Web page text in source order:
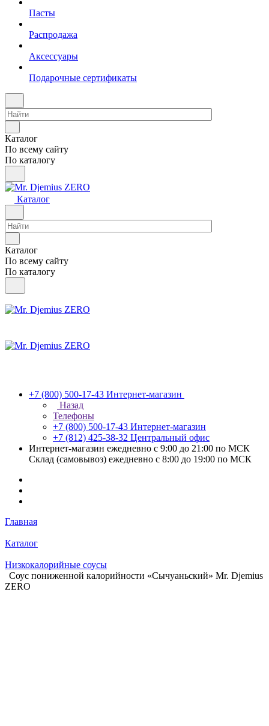
Пасты
Распродажа
Аксессуары
Подарочные сертификаты
Каталог
По всему сайту
По каталогу
Каталог
Каталог
По всему сайту
По каталогу
+7 (800) 500-17-43 Интернет-магазин
Назад
Телефоны
+7 (800) 500-17-43 Интернет-магазин
+7 (812) 425-38-32 Центральный офис
Интернет-магазин ежедневно с 9:00 до 21:00 по МСК
Склад (самовывоз) ежедневно с 8:00 до 19:00 по МСК
Главная
Каталог
Низкокалорийные соусы
Соус пониженной калорийности «Сычуаньский» Mr. Djemius
ZERO